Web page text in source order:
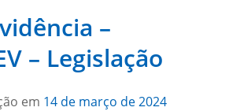
–
– Legislação
em 14 de março de 2024